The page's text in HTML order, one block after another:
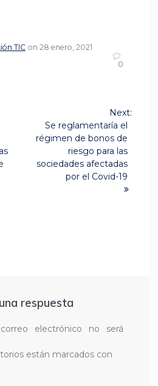
TIC on 28 enero, 2021
0
Next:
Next
post:
Se reglamentaría el
régimen de bonos de
riesgo para las
sociedades afectadas
por el Covid-19
respuesta
electrónico no será
están marcados con